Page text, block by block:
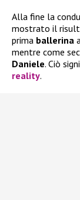
Alla fine la
mostrato il
prima ballerina
mentre come
Daniele. Ciò
reality.